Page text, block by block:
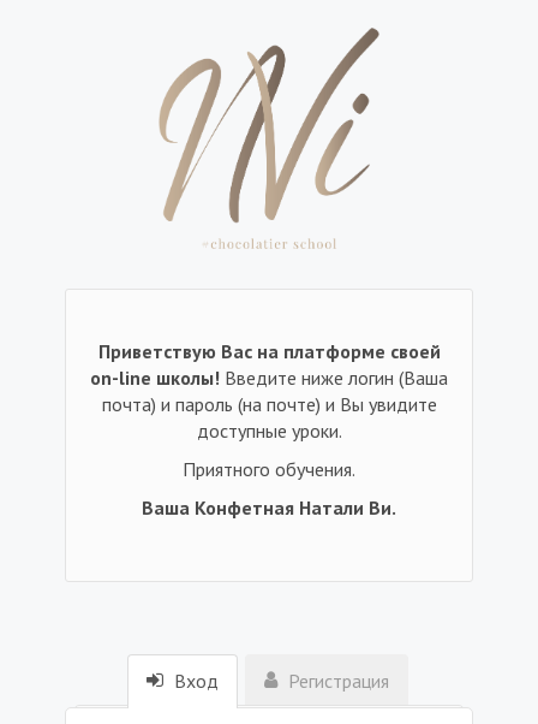
Приветствую Вас на платформе своей
on-line школы! Введите ниже логин (Ваша
почта) и пароль (на почте) и Вы увидите
доступные уроки.
Приятного обучения.
Ваша Конфетная Натали Ви.
Вход Регистрация